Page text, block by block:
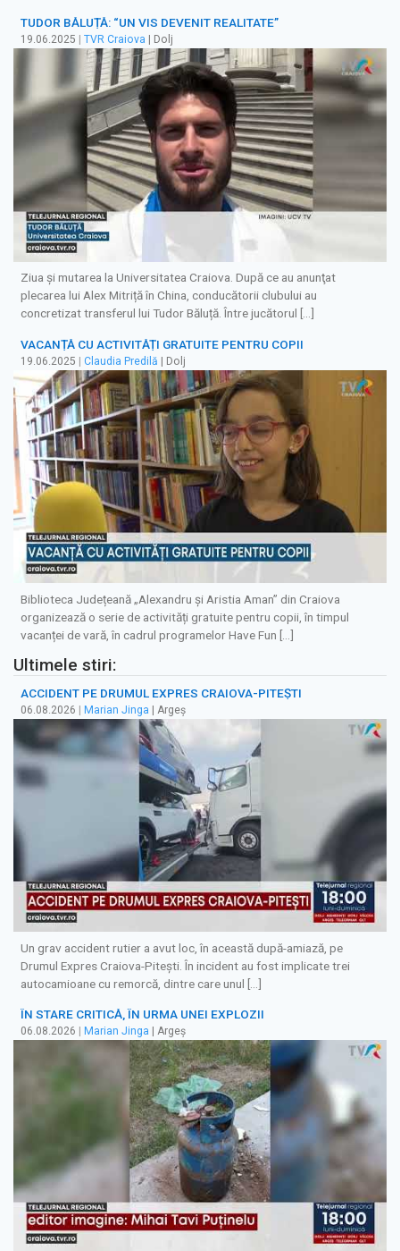
TUDOR BĂLUȚĂ: “UN VIS DEVENIT REALITATE”
19.06.2025 TVR Craiova | Dolj
Ziua şi mutarea la Universitatea Craiova. După ce au anunţat
plecarea lui Alex Mitriță în China, conducătorii clubului au
concretizat transferul lui Tudor Băluță. Între jucătorul […]
VACANȚĂ CU ACTIVITĂȚI GRATUITE PENTRU COPII
19.06.2025 | Claudia Predilă | Dolj
Biblioteca Județeană „Alexandru și Aristia Aman” din Craiova
organizează o serie de activități gratuite pentru copii, în timpul
vacanței de vară, în cadrul programelor Have Fun […]
Ultimele stiri:
ACCIDENT PE DRUMUL EXPRES CRAIOVA-PITEȘTI
06.08.2026 | Marian Jinga | Argeș
Un grav accident rutier a avut loc, în această după-amiază, pe
Drumul Expres Craiova-Pitești. În incident au fost implicate trei
autocamioane cu remorcă, dintre care unul […]
ÎN STARE CRITICĂ, ÎN URMA UNEI EXPLOZII
06.08.2026 Marian Jinga | Argeș